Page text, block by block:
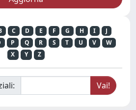
C D E F G H I
J
P Q R S T U V
W
X
Y Z